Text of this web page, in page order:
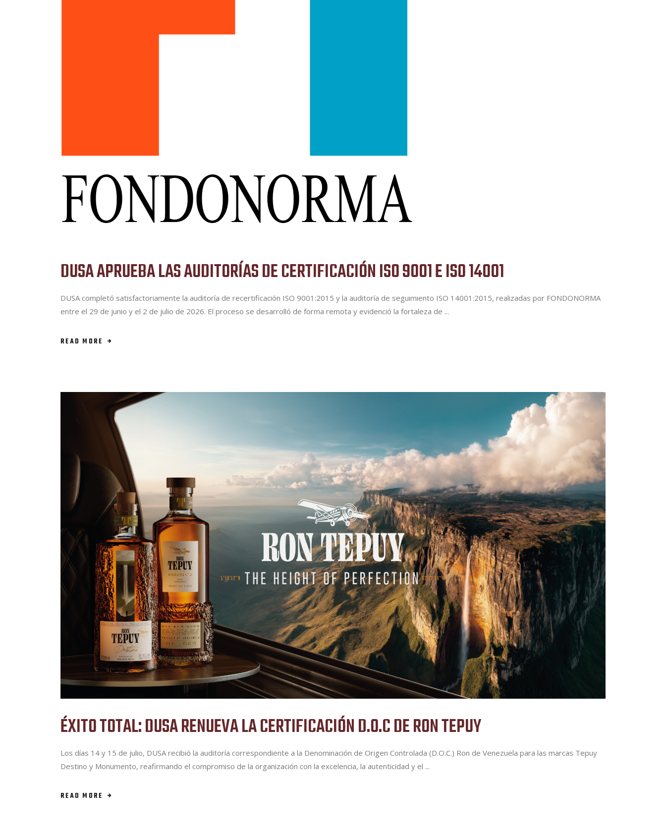
DUSA APRUEBA LAS AUDITORÍAS DE CERTIFICACIÓN ISO 9001 E ISO 14001
DUSA completó satisfactoriamente la auditoría de recertificación ISO 9001:2015 y la auditoría de seguimiento ISO 14001:2015, realizadas por FONDONORMA
entre el 29 de junio y el 2 de julio de 2026. El proceso se desarrolló de forma remota y evidenció la fortaleza de
READ MORE
ÉXITO TOTAL: DUSA RENUEVA LA CERTIFICACIÓN D.O.C DE RON TEPUY
Los días 14 y 15 de julio, DUSA recibió la auditoría correspondiente a la Denominación de Origen Controlada (D.O.C.) Ron de Venezuela para las marcas Tepuy
Destino y Monumento, reafirmando el compromiso de la organización con la excelencia, la autenticidad y el
READ MORE